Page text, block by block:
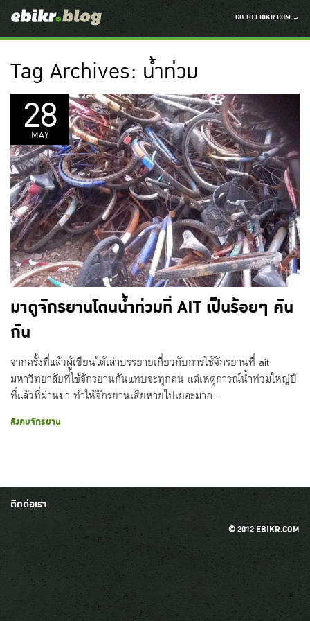
GO TO EBIKR.COM →
Tag Archives: น้ำท่วม
28
MAY
มาดูจักรยานโดนน้ำท่วมที่ AIT เป็นร้อยๆ คัน
กัน
จากครั้งที่แล้วผู้เขียนได้เล่าบรรยายเกี่ยวกับการใช้จักรยานที่ ait
มหาวิทยาลัยที่ใช้จักรยานกันแทบจะทุกคน แต่เหตุการณ์น้ำท่วมใหญ่ปี
ที่แล้วที่ผ่านมา ทำให้จักรยานเสียหายไปเยอะมาก...
สังคมจักรยาน
ติดต่อเรา
© 2012 EBIKR.COM